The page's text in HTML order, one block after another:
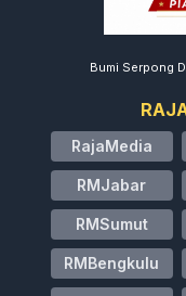
Bumi Serpong
RajaMedia
RMJabar
RMSumut
RMBengkulu